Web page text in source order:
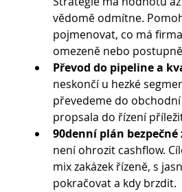
vědomě odmítne.
pojmenovat, co má
omezeně nebo
Převod do pipeline a
neskončí u hezké
převedeme do
propsala do řízení
90denní plán bezpečné
není ohrozit cashflow.
mix zakázek řízeně, s
pokračovat a kdy brzdit.